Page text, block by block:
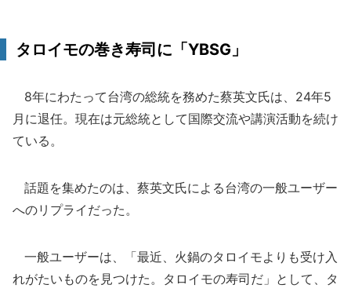
タロイモの巻き寿司に「YBSG」
8年にわたって台湾の総統を務めた蔡英文氏は、24年5
月に退任。現在は元総統として国際交流や講演活動を続け
ている。
話題を集めたのは、蔡英文氏による台湾の一般ユーザー
へのリプライだった。
一般ユーザーは、「最近、火鍋のタロイモよりも受け入
れがたいものを見つけた。タロイモの寿司だ」として、タ